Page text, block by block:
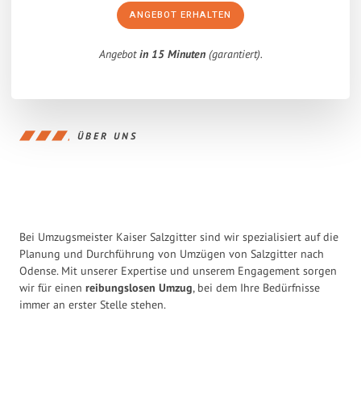
ANGEBOT ERHALTEN
Angebotin 15 Minuten(garantiert).
ÜBER UNS
Bei Umzugsmeister Kaiser Salzgitter sind wir spezialisiert auf die
Planung und Durchführung von Umzügen von Salzgitter nach
Odense. Mit unserer Expertise und unserem Engagement sorgen
wir für einen reibungslosen Umzug, bei dem Ihre Bedürfnisse
immer an erster Stelle stehen.